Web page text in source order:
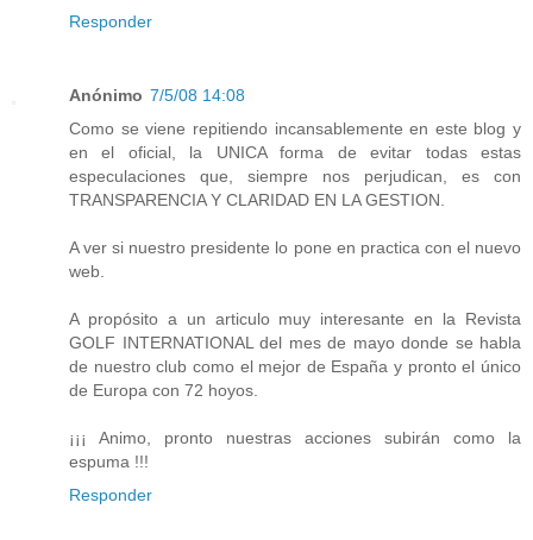
Responder
Anónimo 7/5/08 14:08
Como se viene repitiendo incansablemente en este blog y
en el oficial, la UNICA forma de evitar todas estas
especulaciones que, siempre nos perjudican, es con
TRANSPARENCIA Y CLARIDAD EN LA GESTION.
A ver si nuestro presidente lo pone en practica con el nuevo
web.
A propósito a un articulo muy interesante en la Revista
GOLF INTERNATIONAL del mes de mayo donde se habla
de nuestro club como el mejor de España y pronto el único
de Europa con 72 hoyos.
¡¡¡ Animo, pronto nuestras acciones subirán como la
espuma !!!
Responder